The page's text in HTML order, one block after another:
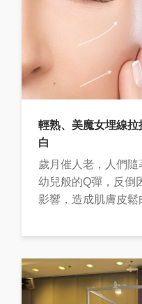
輕熟、美魔女埋線
白
歲月催人老，人們
幼兒般的Q彈，反倒
影響，造成肌膚皮鬆